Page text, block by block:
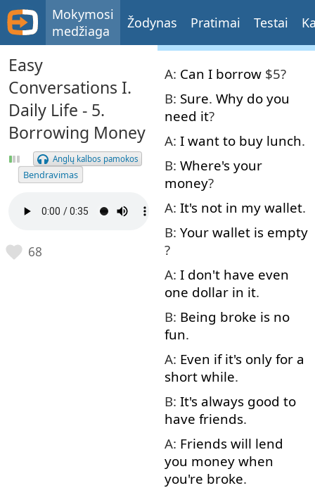
Mokymosi
medžiaga
Žodynas Pratimai Testai
Easy
Conversations I.
Daily Life - 5.
Borrowing Money
Anglų kalbos pamokos
Bendravimas
68
A: Can I borrow $5?
B: Sure. Why do you
need it?
A: I want to buy lunch.
B: Where's your
money?
A: It's not in my wallet.
B: Your wallet is empty
?
A: I don't have even
one dollar in it.
B: Being broke is no
fun.
A: Even if it's only for a
short while.
B: It's always good to
have friends.
A: Friends will lend
you money when
you're broke.